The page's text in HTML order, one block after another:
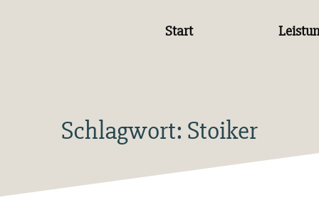
Start
Schlagwort: Stoiker